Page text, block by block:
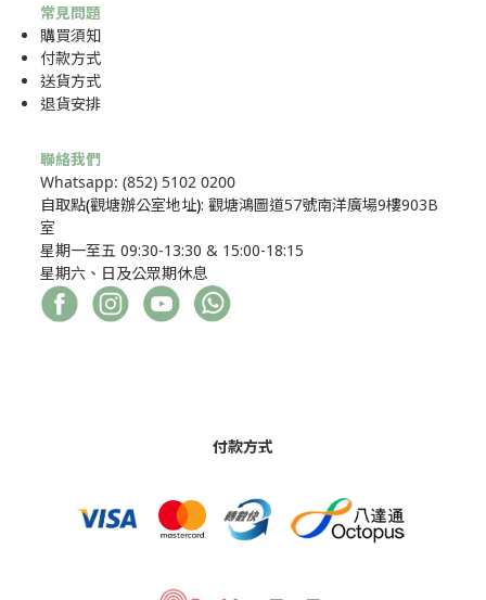
常見問題
購買須知
付款方式
送貨方式
退貨安排
聯絡我們
Whatsapp: (852) 5102 0200
自取點(觀塘辦公室地址): 觀塘鴻圖道57號南洋廣場9樓903B
室
星期一至五 09:30-13:30 & 15:00-18:15
星期六、日及公眾期休息
付款方式